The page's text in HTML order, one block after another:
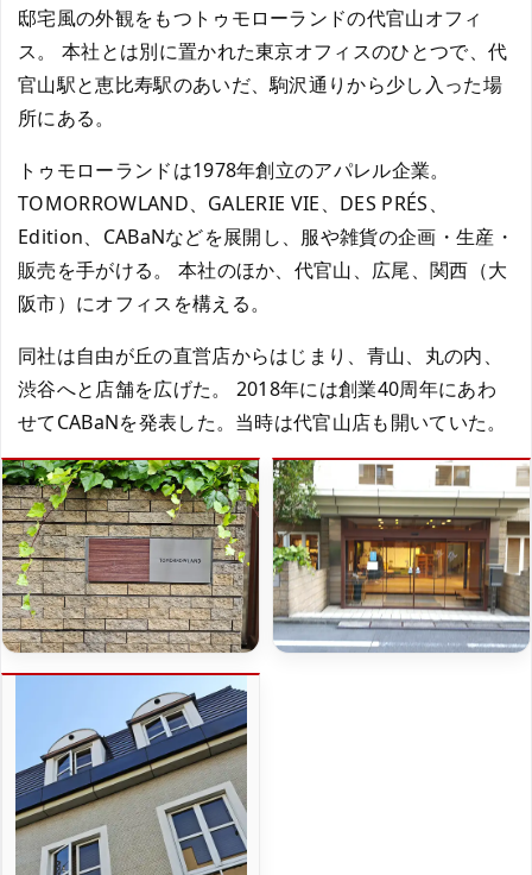
邸宅風の外観をもつトゥモローランドの代官山オフィ
ス。 本社とは別に置かれた東京オフィスのひとつで、代
官山駅と恵比寿駅のあいだ、駒沢通りから少し入った場
所にある。
トゥモローランドは1978年創立のアパレル企業。
TOMORROWLAND、GALERIE VIE、DES PRÉS、
Edition、CABaNなどを展開し、服や雑貨の企画・生産・
販売を手がける。 本社のほか、代官山、広尾、関西（大
阪市）にオフィスを構える。
同社は自由が丘の直営店からはじまり、青山、丸の内、
渋谷へと店舗を広げた。 2018年には創業40周年にあわ
せてCABaNを発表した。当時は代官山店も開いていた。